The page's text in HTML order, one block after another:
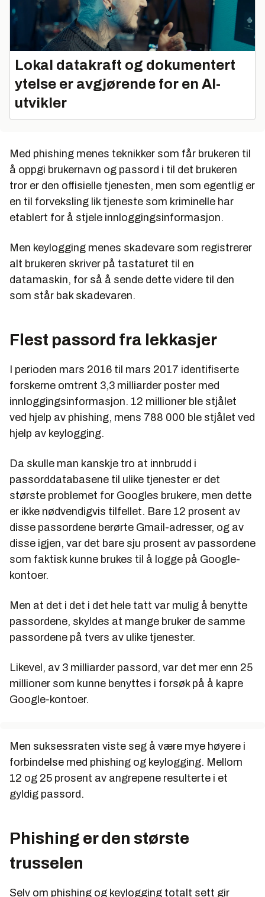
Lokal datakraft og dokumentert
ytelse er avgjørende for en AI-
utvikler
Med phishing menes teknikker som får brukeren til
å oppgi brukernavn og passord i til det brukeren
tror er den offisielle tjenesten, men som egentlig er
en til forveksling lik tjeneste som kriminelle har
etablert for å stjele innloggingsinformasjon.
Men keylogging menes skadevare som registrerer
alt brukeren skriver på tastaturet til en
datamaskin, for så å sende dette videre til den
som står bak skadevaren.
Flest passord fra lekkasjer
I perioden mars 2016 til mars 2017 identifiserte
forskerne omtrent 3,3 milliarder poster med
innloggingsinformasjon. 12 millioner ble stjålet
ved hjelp av phishing, mens 788 000 ble stjålet ved
hjelp av keylogging.
Da skulle man kanskje tro at innbrudd i
passorddatabasene til ulike tjenester er det
største problemet for Googles brukere, men dette
er ikke nødvendigvis tilfellet. Bare 12 prosent av
disse passordene berørte Gmail-adresser, og av
disse igjen, var det bare sju prosent av passordene
som faktisk kunne brukes til å logge på Google-
kontoer.
Men at det i det i det hele tatt var mulig å benytte
passordene, skyldes at mange bruker de samme
passordene på tvers av ulike tjenester.
Likevel, av 3 milliarder passord, var det mer enn 25
millioner som kunne benyttes i forsøk på å kapre
Google-kontoer.
Men suksessraten viste seg å være mye høyere i
forbindelse med phishing og keylogging. Mellom
12 og 25 prosent av angrepene resulterte i et
gyldig passord.
Phishing er den største
trusselen
Selv om phishing og keylogging totalt sett gir